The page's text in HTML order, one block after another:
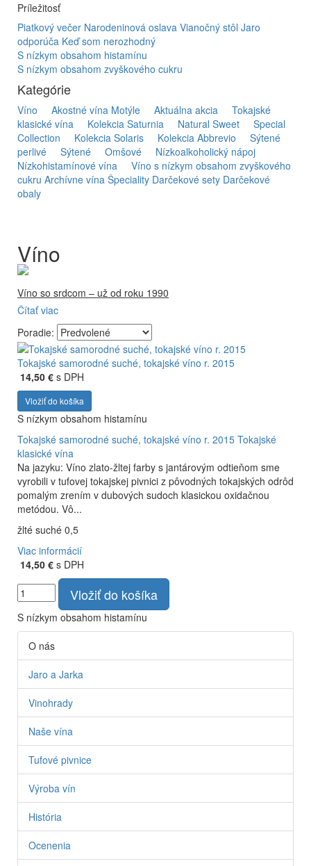
Príležitosť
Piatkový večer Narodeninová oslava Vianočný stôl Jaro
odporúča Keď som nerozhodný
S nízkym obsahom histamínu
S nízkym obsahom zvyškového cukru
Kategórie
Víno Akostné vína Motýle Aktuálna akcia
Tokajské
klasické vína
Kolekcia Saturnia Natural Sweet
Special
Collection
Kolekcia Solaris Kolekcia Abbrevio
Sýtené
perlivé
Sýtené Omšové
Nízkoalkoholický nápoj
Nízkohistamínové vína
Víno s nízkym obsahom zvyškového
cukru Archívne vína Špeciality Darčekové sety Darčekové
obaly
Víno
Víno so srdcom – už od roku 1990
Firma Ostrožovič je najstaršou privátnou firmou na
slovenskom Tokaji.
Vyrábame kvalitné odrodové a výberové vína. Ako prví sme
priniesli na slovenský trh sólo spracované vína z tokajských
odrôd Furmint, Lipovina a Muškát žltý reduktívnou
technológiou. Hrozno spracúvame najmodernejšími
technológiami, vrátane riadenej fermentácie.
Čítať viac
Poradie:
Tokajské samorodné suché, tokajské víno r. 2015
14,50 € s DPH
Vložiť do košíka
S nízkym obsahom histamínu
Tokajské samorodné suché, tokajské víno r. 2015 Tokajské
klasické vína
Na jazyku: Víno zlato-žltej farby s jantárovým odtieňom sme
vyrobili v tufovej tokajskej pivnici z pôvodných tokajských odrôd
pomalým zrením v dubových sudoch klasickou oxidačnou
metódou. Vô...
žlté suché 0,5
Viac informácií
14,50 € s DPH
Vložiť do košíka
S nízkym obsahom histamínu
O nás
Jaro a Jarka
Vinohrady
Naše vína
Tufové pivnice
Výroba vín
História
Ocenenia